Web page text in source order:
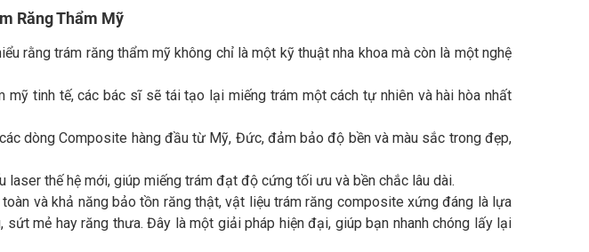
Răng Thẩm Mỹ
rằng trám răng thẩm mỹ không chỉ là một kỹ thuật nha khoa mà còn là một nghệ
mỹ tinh tế, các bác sĩ sẽ tái tạo lại miếng trám một cách tự nhiên và hài hòa nhất
dòng Composite hàng đầu từ Mỹ, Đức, đảm bảo độ bền và màu sắc trong đẹp,
laser thế hệ mới, giúp miếng trám đạt độ cứng tối ưu và bền chắc lâu dài.
và khả năng bảo tồn răng thật, vật liệu trám răng composite xứng đáng là lựa
sứt mẻ hay răng thưa. Đây là một giải pháp hiện đại, giúp bạn nhanh chóng lấy lại